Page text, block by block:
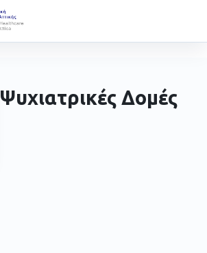
Ψυχιατρικές Δομές